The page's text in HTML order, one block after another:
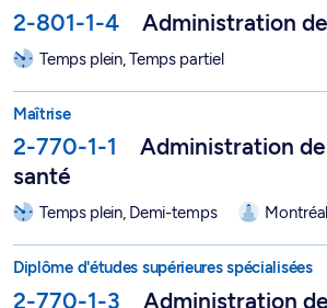
2-801-1-4 Administration
Temps plein, Temps partiel
Maîtrise en administration des services
Maîtrise
2-770-1-1
Administration
santé
Temps plein, Demi-temps Montréal
DESS en administration des services de
Diplôme d'études supérieures spécialisées
2-770-1-3 Administration